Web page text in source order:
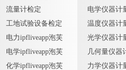
流量计检定
工地试验设备检定
电力ipfliveapp泡芙
电学ipfliveapp泡芙
化学ipfliveapp泡芙
电学仪器计
温度仪器计
光学仪器计
几何量仪器
力学仪器计